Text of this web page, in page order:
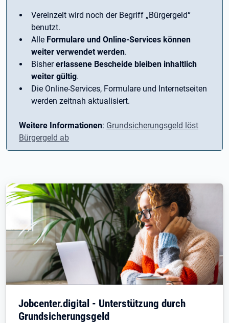
Vereinzelt wird noch der Begriff ­„Bürgergeld“
benutzt.
Alle Formulare und Online-Services können
weiter verwendet werden.
Bishererlassene Bescheide bleiben inhaltlich
weiter gültig.
Die Online-Services, Formulare und Internetseiten
werden zeitnah aktualisiert.
Weitere Informationen: Grundsicherungsgeld löst
Bürgergeld ab
Jobcenter.digital - Unterstützung durch
Grundsicherungsgeld